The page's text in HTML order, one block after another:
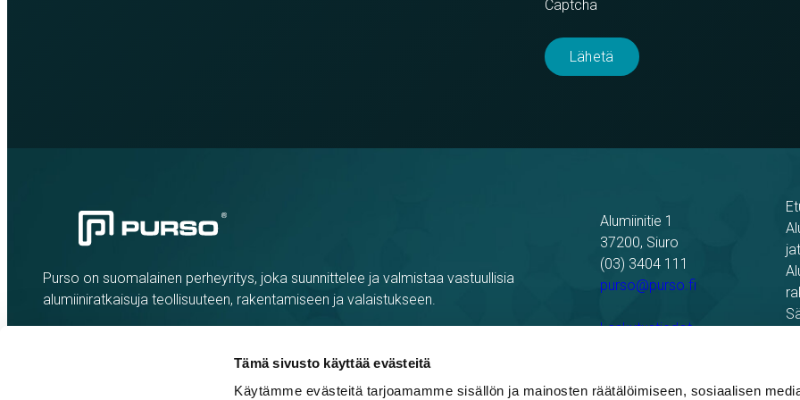
Tämä sivusto käyttää evästeitä
Käytämme evästeitä tarjoamamme sisällön ja mainosten räätälöimiseen, sosiaalisen
Captcha
Purso on suomalainen perheyritys, joka suunnittelee ja valmistaa vastuullisia
alumiiniratkaisuja teollisuuteen, rakentamiseen ja valaistukseen.
Alumiinitie 1
37200, Siuro
(03) 3404 111
purso@purso.fi
Laskutustiedot